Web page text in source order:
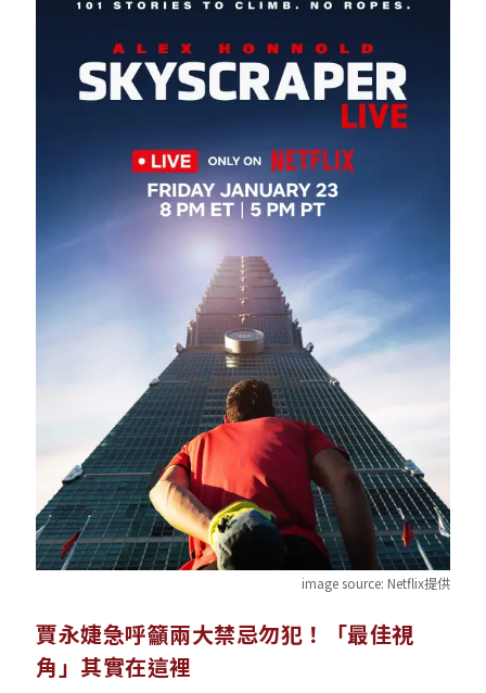
image source: Netflix提供
賈永婕急呼籲兩大禁忌勿犯！「最佳視
角」其實在這裡